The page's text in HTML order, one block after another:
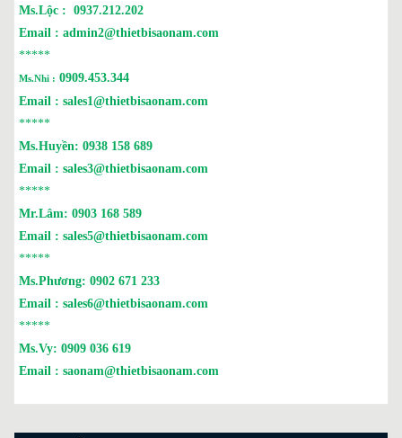
Ms.Lộc : 0937.212.202
Email : admin2@thietbisaonam.com
*****
Ms.Nhi : 0909.453.344
Email : sales1@thietbisaonam.com
*****
Ms.Huyền: 0938 158 689
Email : sales3@thietbisaonam.com
*****
Mr.Lâm: 0903 168 589
Email : sales5@thietbisaonam.com
*****
Ms.Phương: 0902 671 233
Email : sales6@thietbisaonam.com
*****
Ms.Vy: 0909 036 619
Email : saonam@thietbisaonam.com